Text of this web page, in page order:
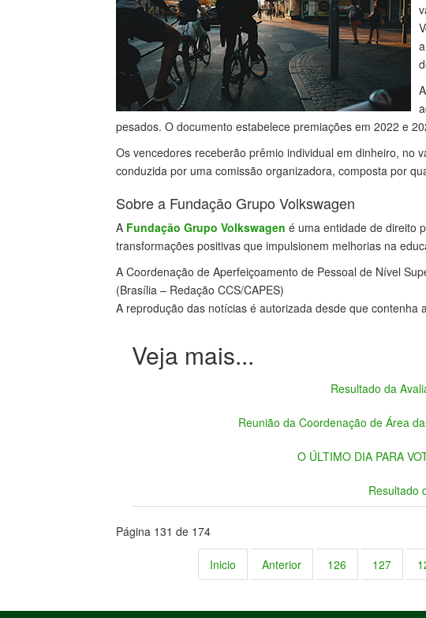
pesados. O documento estabelece premiações em 2022 e
Os vencedores receberão prêmio individual em dinheiro, no
conduzida por uma comissão organizadora, composta por
Sobre a Fundação Grupo Volkswagen
A Fundação Grupo Volkswagen é uma entidade de direito
transformações positivas que impulsionem melhorias na
A Coordenação de Aperfeiçoamento de Pessoal de Nível
(Brasília – Redação CCS/CAPES)
A reprodução das notícias é autorizada desde que contenha
Resultado da
Reunião da Coordenação de Área
O ÚLTIMO DIA PARA
Resultado
Página 131 de 174
Inicio Anterior 126 127